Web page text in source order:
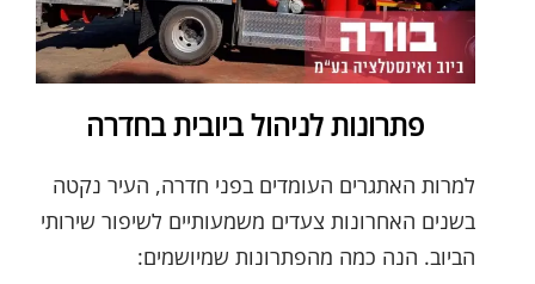
פתרונות לניהול ביובית בחדרה
למרות האתגרים העומדים בפני חדרה, העיר נקטה
בשנים האחרונות צעדים משמעותיים לשיפור שירותי
הביוב. הנה כמה מהפתרונות שמיושמים: